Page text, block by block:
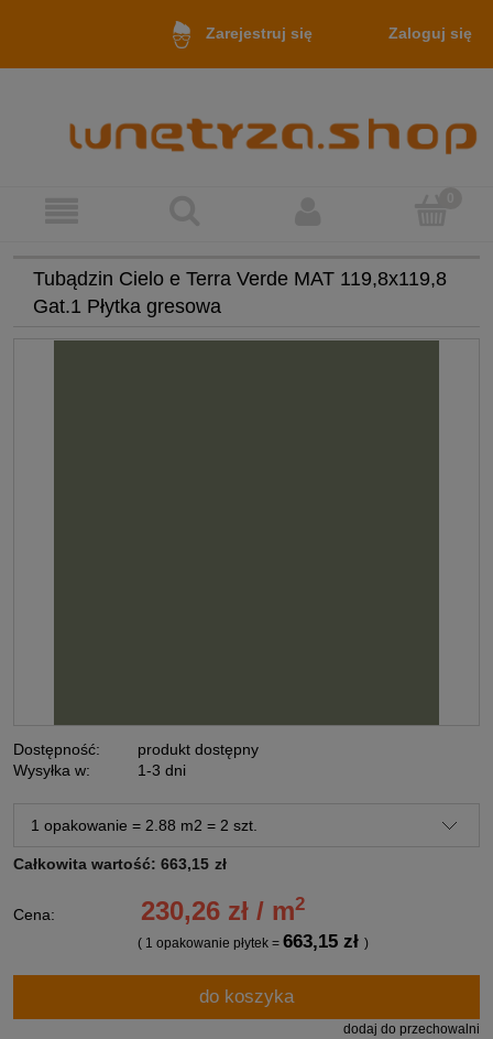
Zarejestruj się Zaloguj się
Tubądzin Cielo e Terra Verde MAT 119,8x119,8
Gat.1 Płytka gresowa
Dostępność:
produkt dostępny
Wysyłka w:
1-3 dni
Całkowita wartość: 663,15 zł
Cena: 230,26 zł / m2
( 1opakowanie płytek =663,15 zł)
do koszyka
dodaj do przechowalni